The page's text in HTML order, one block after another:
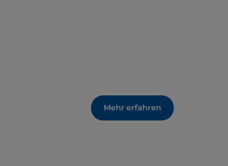
Mehr erfahren